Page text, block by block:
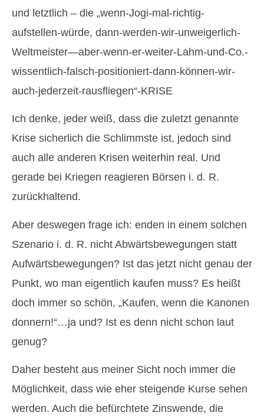
und letztlich – die „wenn-Jogi-mal-richtig-
aufstellen-würde, dann-werden-wir-unweigerlich-
Weltmeister—aber-wenn-er-weiter-Lahm-und-Co.-
wissentlich-falsch-positioniert-dann-können-wir-
auch-jederzeit-rausfliegen“-KRISE
Ich denke, jeder weiß, dass die zuletzt genannte
Krise sicherlich die Schlimmste ist, jedoch sind
auch alle anderen Krisen weiterhin real. Und
gerade bei Kriegen reagieren Börsen i. d. R.
zurückhaltend.
Aber deswegen frage ich: enden in einem solchen
Szenario i. d. R. nicht Abwärtsbewegungen statt
Aufwärtsbewegungen? Ist das jetzt nicht genau der
Punkt, wo man eigentlich kaufen muss? Es heißt
doch immer so schön, „Kaufen, wenn die Kanonen
donnern!“…ja und? Ist es denn nicht schon laut
genug?
Daher besteht aus meiner Sicht noch immer die
Möglichkeit, dass wie eher steigende Kurse sehen
werden. Auch die befürchtete Zinswende, die